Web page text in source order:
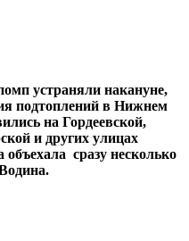
устраняли накануне,
подтоплений в Нижнем
на Гордеевской,
и других улицах
сразу несколько